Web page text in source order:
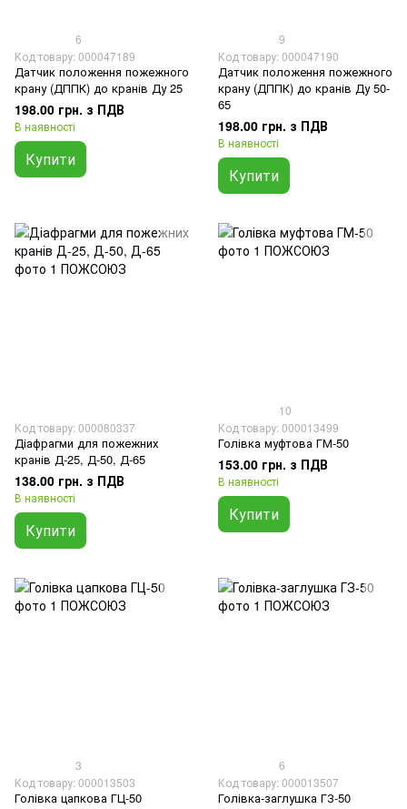
6
Код товару: 000047189
Датчик положення пожежного
крану (ДППК) до кранів Ду 25
198.00 грн. з ПДВ
В наявності
Купити
9
Код товару: 000047190
Датчик положення пожежного
крану (ДППК) до кранів Ду 50-
65
198.00 грн. з ПДВ
В наявності
Купити
Код товару: 000080337
Діафрагми для пожежних
кранів Д-25, Д-50, Д-65
138.00 грн. з ПДВ
В наявності
Купити
10
Код товару: 000013499
Голівка муфтова ГМ-50
153.00 грн. з ПДВ
В наявності
Купити
3
Код товару: 000013503
Голівка цапкова ГЦ-50
6
Код товару: 000013507
Голівка-заглушка ГЗ-50